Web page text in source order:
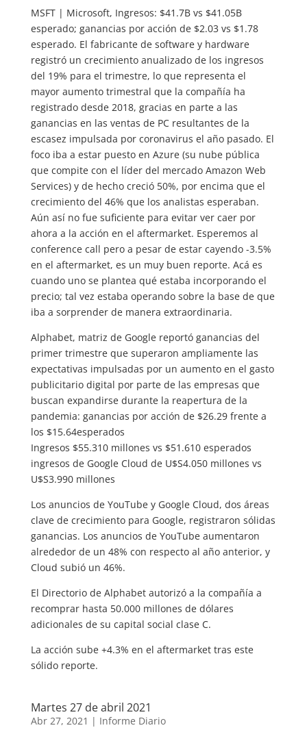
MSFT | Microsoft, Ingresos: $41.7B vs $41.05B
esperado; ganancias por acción de $2.03 vs $1.78
esperado. El fabricante de software y hardware
registró un crecimiento anualizado de los ingresos
del 19% para el trimestre, lo que representa el
mayor aumento trimestral que la compañía ha
registrado desde 2018, gracias en parte a las
ganancias en las ventas de PC resultantes de la
escasez impulsada por coronavirus el año pasado. El
foco iba a estar puesto en Azure (su nube pública
que compite con el líder del mercado Amazon Web
Services) y de hecho creció 50%, por encima que el
crecimiento del 46% que los analistas esperaban.
Aún así no fue suficiente para evitar ver caer por
ahora a la acción en el aftermarket. Esperemos al
conference call pero a pesar de estar cayendo -3.5%
en el aftermarket, es un muy buen reporte. Acá es
cuando uno se plantea qué estaba incorporando el
precio; tal vez estaba operando sobre la base de que
iba a sorprender de manera extraordinaria.
Alphabet, matriz de Google reportó ganancias del
primer trimestre que superaron ampliamente las
expectativas impulsadas por un aumento en el gasto
publicitario digital por parte de las empresas que
buscan expandirse durante la reapertura de la
pandemia: ganancias por acción de $26.29 frente a
los $15.64esperados
Ingresos $55.310 millones vs $51.610 esperados
ingresos de Google Cloud de U$S4.050 millones vs
U$S3.990 millones
Los anuncios de YouTube y Google Cloud, dos áreas
clave de crecimiento para Google, registraron sólidas
ganancias. Los anuncios de YouTube aumentaron
alrededor de un 48% con respecto al año anterior, y
Cloud subió un 46%.
El Directorio de Alphabet autorizó a la compañía a
recomprar hasta 50.000 millones de dólares
adicionales de su capital social clase C.
La acción sube +4.3% en el aftermarket tras este
sólido reporte.
Martes 27 de abril 2021
Abr 27, 2021 | Informe Diario